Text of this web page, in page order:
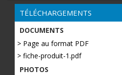
TÉLÉCHARGEMENTS
DOCUMENTS
> Page au format PDF
> fiche-produit-1.pdf
PHOTOS